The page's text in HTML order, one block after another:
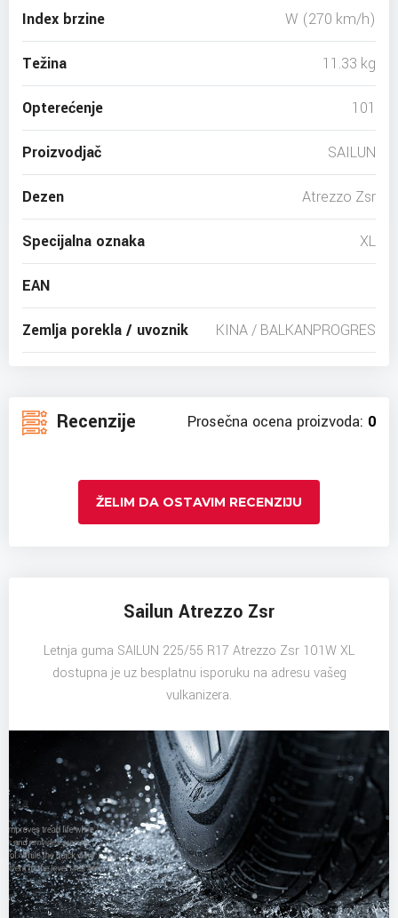
Index brzine W (270 km/h)
Težina 11.33 kg
Opterećenje 101
Proizvodjač SAILUN
Dezen Atrezzo Zsr
Specijalna oznaka XL
EAN
Zemlja porekla / uvoznik KINA / BALKANPROGRES
Recenzije Prosečna ocena proizvoda: 0
ŽELIM DA OSTAVIM RECENZIJU
Sailun Atrezzo Zsr
Letnja guma SAILUN 225/55 R17 Atrezzo Zsr 101W XL
dostupna je uz besplatnu isporuku na adresu vašeg
vulkanizera.